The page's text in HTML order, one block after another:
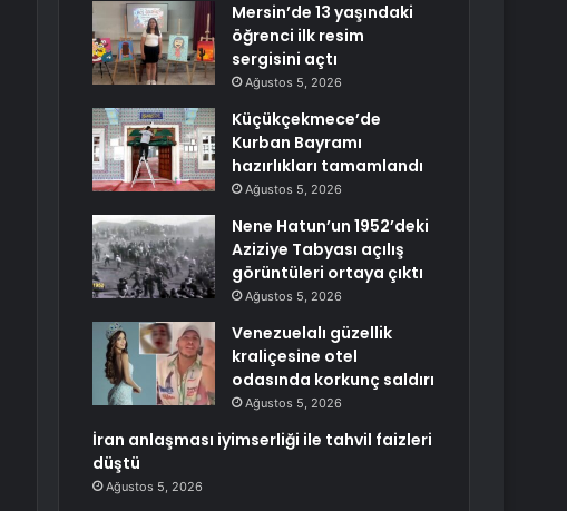
Mersin’de 13 yaşındaki
öğrenci ilk resim
sergisini açtı
Ağustos 5, 2026
Küçükçekmece’de
Kurban Bayramı
hazırlıkları tamamlandı
Ağustos 5, 2026
Nene Hatun’un 1952’deki
Aziziye Tabyası açılış
görüntüleri ortaya çıktı
Ağustos 5, 2026
Venezuelalı güzellik
kraliçesine otel
odasında korkunç saldırı
Ağustos 5, 2026
İran anlaşması iyimserliği ile tahvil faizleri
düştü
Ağustos 5, 2026